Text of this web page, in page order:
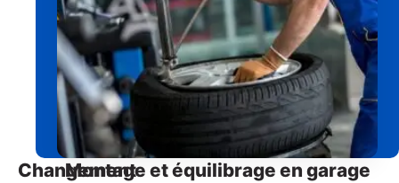
Changement
Montage et équilibrage en garage